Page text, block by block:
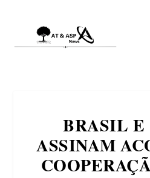
BRASIL E
ASSINAM